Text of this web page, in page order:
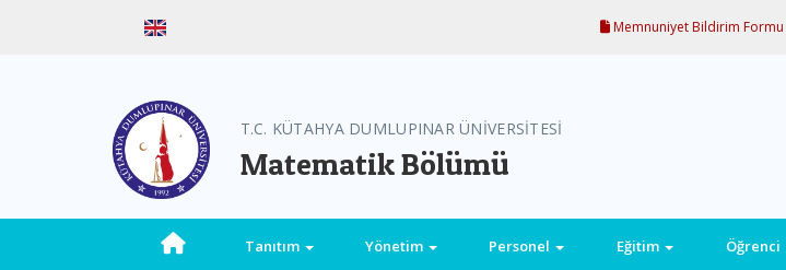
Memnuniyet Bildirim Formu
T.C. KÜTAHYA DUMLUPINAR ÜNİVERSİTESİ
Matematik Bölümü
Tanıtım Yönetim Personel Eğitim Öğrenci